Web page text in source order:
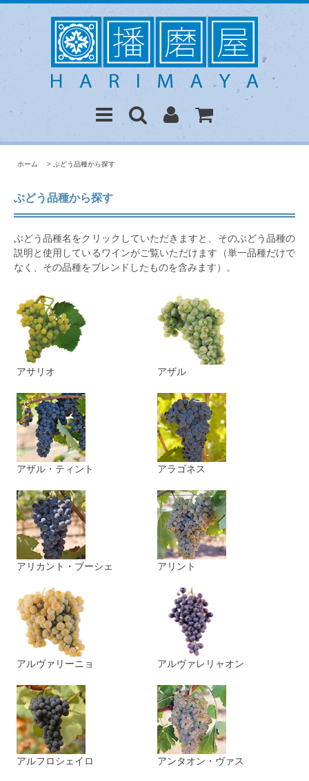
ホーム > ぶどう品種から探す
ぶどう品種から探す
ぶどう品種名をクリックしていただきますと、そのぶどう品種の
説明と使用しているワインがご覧いただけます（単一品種だけで
なく、その品種をブレンドしたものを含みます）。
アサリオ アザル
アザル・ティント アラゴネス
アリカント・ブーシェ アリント
アルヴァリーニョ アルヴァレリャオン
アルフロシェイロ アンタオン・ヴァス